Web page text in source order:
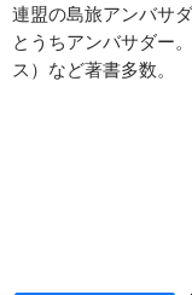
連盟の島旅アンバサ
とうちアンバサダー
ス）など著書多数。